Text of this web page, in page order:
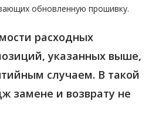
обновленную прошивку.
расходных
указанных выше,
случаем. В такой
замене и возврату не